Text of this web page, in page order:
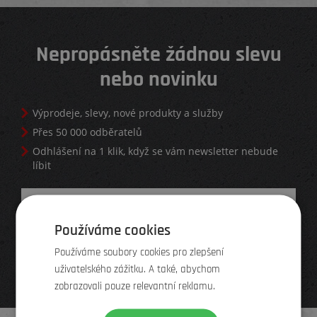
Nepropásněte žádnou slevu
nebo novinku
Výprodeje, slevy, nové produkty a služby
Přes 50 000 odběratelů
Odhlášení na 1 klik, když se vám newsletter nebude
líbit
Používáme cookies
Používáme soubory cookies pro zlepšení
uživatelského zážitku. A také, abychom
zobrazovali pouze relevantní reklamu.